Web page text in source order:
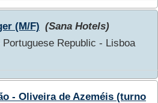
(M/F) (Sana Hotels)
Portuguese Republic - Lisboa
- Oliveira de Azeméis (turno